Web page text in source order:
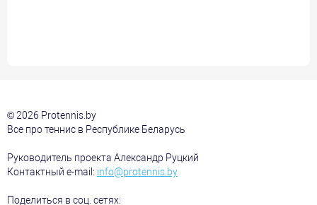
© 2026 Protennis.by
Все про теннис в Республике Беларусь
Руководитель проекта Александр Руцкий
Контактный e-mail: info@protennis.by
Поделиться в соц. сетях: